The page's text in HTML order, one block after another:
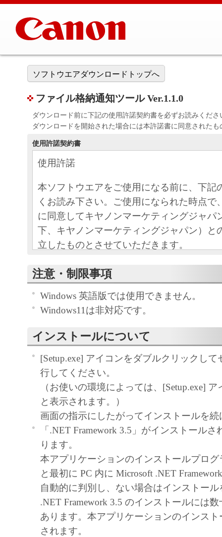
ソフトウエアダウンロードトップへ
ファイル格納通知ツール Ver.1.1.0
ダウンロード前に下記の使用許諾契約書を必ずお読みくださ
ダウンロードを開始された場合には本許諾書に同意された
使用許諾契約書
使用許諾
本ソフトウエアをご使用になる前に、下記
くお読み下さい。ご使用になられた時点で
に同意してキヤノンマーケティングジャパ
下、キヤノンマーケティングジャパン）と
立したものとさせていただきます。
本ソフトウエアおよびその複製物に関
容によりキヤノンマーケティングジャ
ンマーケティングジャパンのライセン
す。
キヤノンマーケティングジャパンは、
ユーザー（以下ユーザーといいます。
自身が本ソフトウエアに対応するキヤ
る目的で本ソフトウェアを使用する非
します。
ユーザーは、本ソフトウエアの全部ま
て、販売、頒布、修正、改変、リバー
ング、逆コンパイルまたは逆アセンブ
びにこれらの行為を第三者に許諾する
ん。
キヤノンマーケティングジャパンおよ
ティングジャパンのライセンサーは、
ユーザーの特定の目的のために適当で
は有用であること、または本ソフトウ
こと、その他本ソフトウェアに関して
注意・制限事項
Windows 英語版では使用できません。
Windows11は非対応です。
インストールについて
[Setup.exe] アイコンをダブルクリックし
行してください。
（お使いの環境によっては、[Setup.exe] ア
と表示されます。）
画面の指示にしたがってインストールを
「.NET Framework 3.5」がインストール
ります。
本アプリケーションのインストールプロ
と最初に PC 内に Microsoft .NET
自動的に判別し、ない場合はインストー
.NET Framework 3.5 のインストールには
あります。本アプリケーションのインス
されます。